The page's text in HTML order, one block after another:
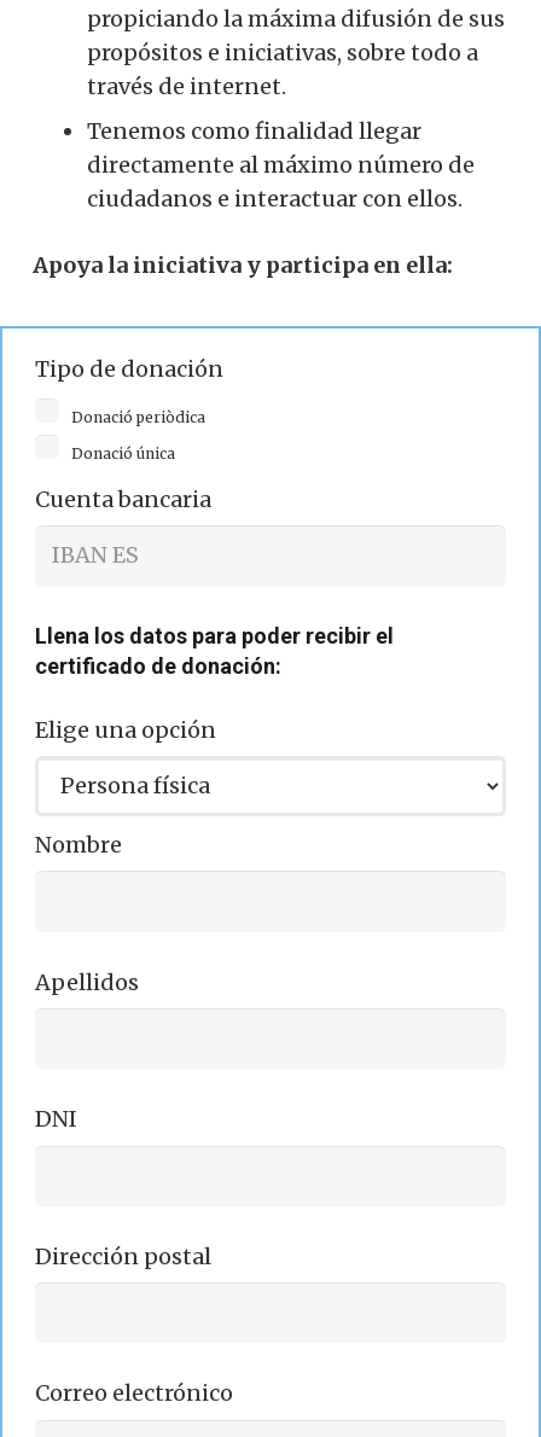
propiciando la máxima difusión de sus
propósitos e iniciativas, sobre todo a
través de internet.
Tenemos como finalidad llegar
directamente al máximo número de
ciudadanos e interactuar con ellos.
Apoya la iniciativa y participa en ella:
Tipo de donación
Donació periòdica
Donació única
Cuenta bancaria
Llena los datos para poder recibir el
certificado de donación:
Elige una opción
Nombre
Apellidos
DNI
Dirección postal
Correo electrónico